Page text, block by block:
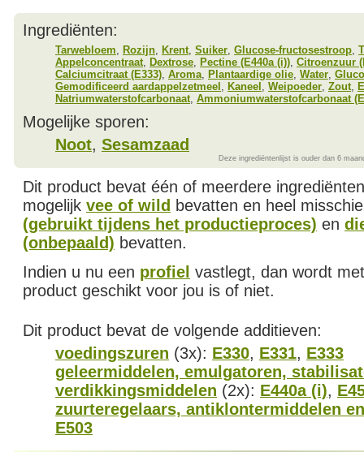
Ingrediënten:
Tarwebloem Rozijn Krent Suiker Glucose-fructosestroop
Appelconcentraat Dextrose Pectine (E440a (i)) Citroenzuur
Calciumcitraat (E333) Aroma Plantaardige olie Water
Gemodificeerd aardappelzetmeel Kaneel Weipoeder Zout
Natriumwaterstofcarbonaat Ammoniumwaterstofcarbonaat
Mogelijke sporen:
Noot, Sesamzaad
Deze ingrediëntenlijst is ouder dan 6
Dit product bevat één of meerdere
mogelijk vee of wild bevatten en heel
(gebruikt tijdens het productieproces) en
(onbepaald) bevatten.
Indien u nu een profiel vastlegt, dan wordt
product geschikt voor jou is of niet.
Dit product bevat de volgende additieven:
voedingszuren (3x): E330, E331, E333
geleermiddelen, emulgatoren,
verdikkingsmiddelen (2x): E440a (i),
zuurteregelaars, antiklontermiddelen
E503